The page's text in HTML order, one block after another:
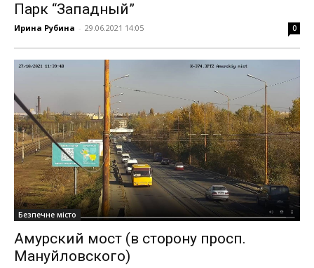
Парк “Западный”
Ирина Рубина - 29.06.2021 14:05 0
Безпечне місто
Амурский мост (в сторону просп.
Мануйловского)